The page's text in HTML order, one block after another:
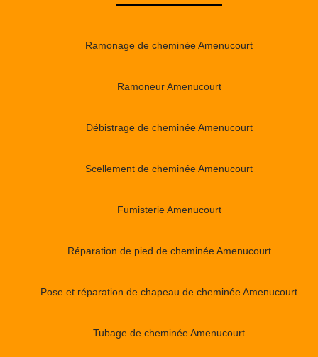
Ramonage de cheminée Amenucourt
Ramoneur Amenucourt
Débistrage de cheminée Amenucourt
Scellement de cheminée Amenucourt
Fumisterie Amenucourt
Réparation de pied de cheminée Amenucourt
Pose et réparation de chapeau de cheminée Amenucourt
Tubage de cheminée Amenucourt